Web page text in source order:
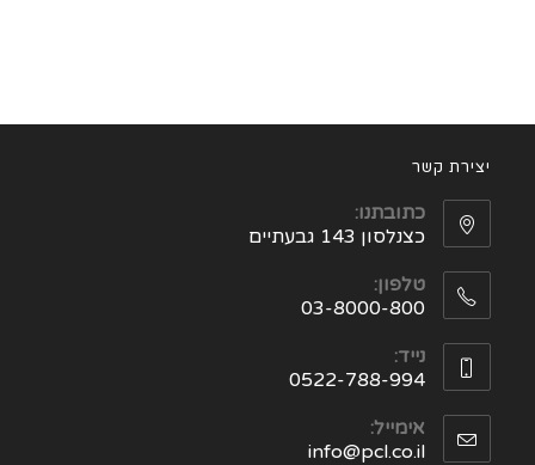
יצירת קשר
כתובתנו:
כצנלסון 143 גבעתיים
טלפון:
03-8000-800
נייד:
0522-788-994
אימייל:
info@pcl.co.il